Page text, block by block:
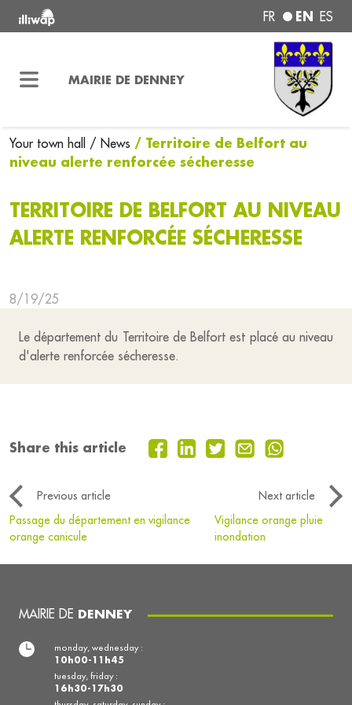
FR EN ES
MAIRIE DE DENNEY
Your town hall / News / Territoire de Belfort au
niveau alerte renforcée sécheresse
TERRITOIRE DE BELFORT AU NIVEAU
ALERTE RENFORCÉE SÉCHERESSE
8/19/25
Le département du Territoire de Belfort est placé au niveau
d'alerte renforcée sécheresse.
Share this article
Previous article
Next article
Passage du département en vigilance
orange canicule
Vigilance orange pluie
inondation
MAIRIE DE DENNEY
monday, wednesday :
10h00-11h45
tuesday, friday :
16h30-17h30